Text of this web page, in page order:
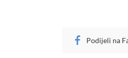
Podijeli na